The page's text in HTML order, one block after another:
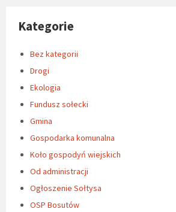
Kategorie
Bez kategorii
Drogi
Ekologia
Fundusz sołecki
Gmina
Gospodarka komunalna
Koło gospodyń wiejskich
Od administracji
Ogłoszenie Sołtysa
OSP Bosutów